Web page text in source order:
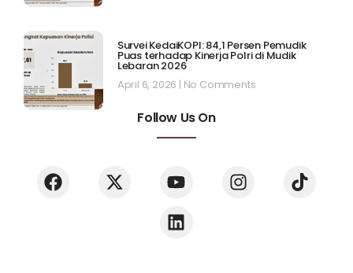
Survei KedaiKOPI: 84,1 Persen Pemudik
Puas terhadap Kinerja Polri di Mudik
Lebaran 2026
April 6, 2026 No Comments
Follow Us On